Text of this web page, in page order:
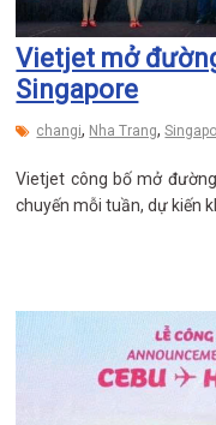
Vietjet mở
Singapore
changi, Nha Trang,
Vietjet công bố mở
chuyến mỗi tuần, dự kiến